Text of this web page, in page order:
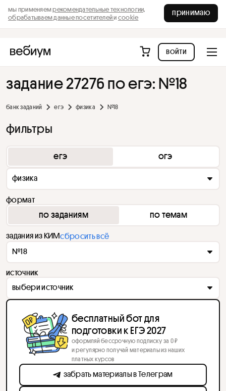
мы применяемрекомендательные технологии,
обрабатываем данные посетителейи cookie
принимаю
войти
задание 27276 по егэ: №18
банк заданий егэ физика №18
фильтры
егэ огэ
физика
формат
по заданиям по темам
задания из КИМсбросить всё
№18
источник
выбери источник
бесплатный бот для
подготовки к ЕГЭ 2027
оформляй бессрочную подписку за 0 ₽
и регулярно получай материалы из наших
платных курсов
забрать материалы в Телеграм